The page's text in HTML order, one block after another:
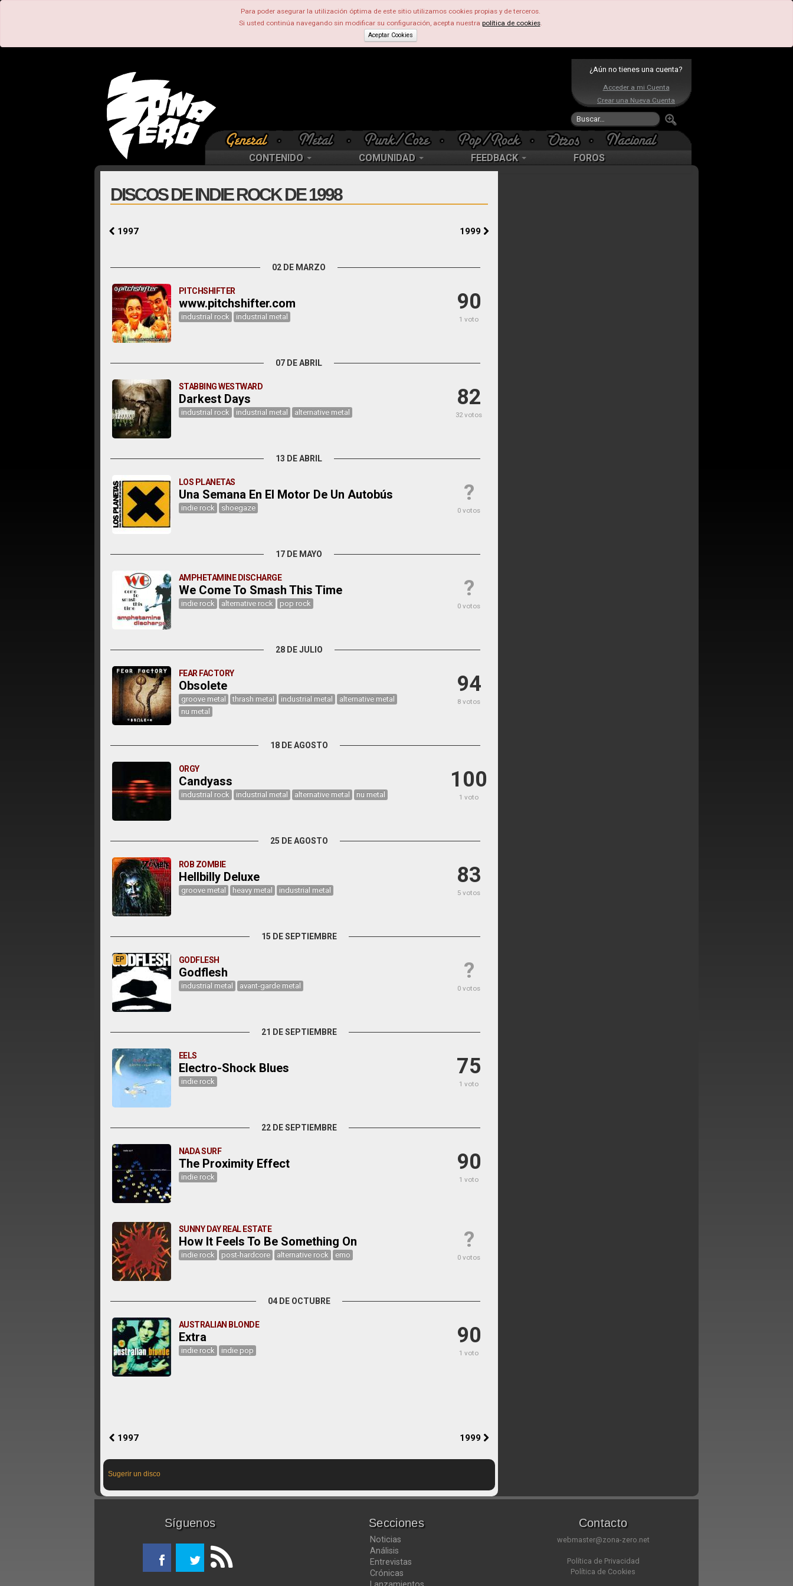
Para poder asegurar la utilización óptima de este sitio utilizamos cookies propias y de terceros.
Si usted continúa navegando sin modificar su configuración, acepta nuestra política de cookies.
Aceptar Cookies
¿Aún no tienes una cuenta?
Acceder a mi Cuenta
Crear una Nueva Cuenta
CONTENIDO COMUNIDAD FEEDBACK FOROS
DISCOS DE INDIE ROCK DE 1998
1997 1999
02 DE MARZO
90
1 voto
PITCHSHIFTER
www.pitchshifter.com
industrial rock industrial metal
07 DE ABRIL
82
32 votos
STABBING WESTWARD
Darkest Days
industrial rock industrial metal alternative metal
13 DE ABRIL
?
0 votos
LOS PLANETAS
Una Semana En El Motor De Un Autobús
indie rock shoegaze
17 DE MAYO
?
0 votos
AMPHETAMINE DISCHARGE
We Come To Smash This Time
indie rock alternative rock pop rock
28 DE JULIO
94
8 votos
FEAR FACTORY
Obsolete
groove metal thrash metal industrial metal
alternative metal
nu metal
18 DE AGOSTO
100
1 voto
ORGY
Candyass
industrial rock industrial metal alternative metal nu metal
25 DE AGOSTO
83
5 votos
ROB ZOMBIE
Hellbilly Deluxe
groove metal heavy metal industrial metal
15 DE SEPTIEMBRE
?
0 votos
EP GODFLESH
Godflesh
industrial metal avant-garde metal
21 DE SEPTIEMBRE
75
1 voto
EELS
Electro-Shock Blues
indie rock
22 DE SEPTIEMBRE
90
1 voto
NADA SURF
The Proximity Effect
indie rock
?
0 votos
SUNNY DAY REAL ESTATE
How It Feels To Be Something On
indie rock post-hardcore alternative rock emo
04 DE OCTUBRE
90
1 voto
AUSTRALIAN BLONDE
Extra
indie rock indie pop
1997 1999
Sugerir un disco
Síguenos Secciones
Noticias
Análisis
Entrevistas
Crónicas
Contacto
webmaster@zona-zero.net
Política de Privacidad
Política de Cookies